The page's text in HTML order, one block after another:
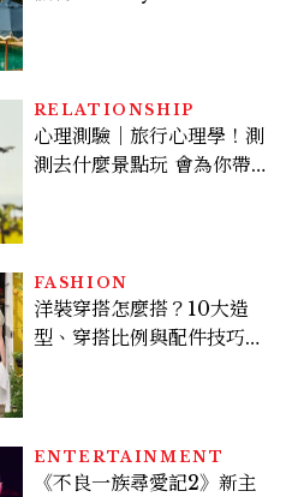
RELATIONSHIP
心理測驗｜旅行心理學！測
測去什麼景點玩 會為你帶來
FASHION
洋裝穿搭怎麼搭？10大造
型、穿搭比例與配件技巧一
ENTERTAINMENT
《不良一族尋愛記2》新主